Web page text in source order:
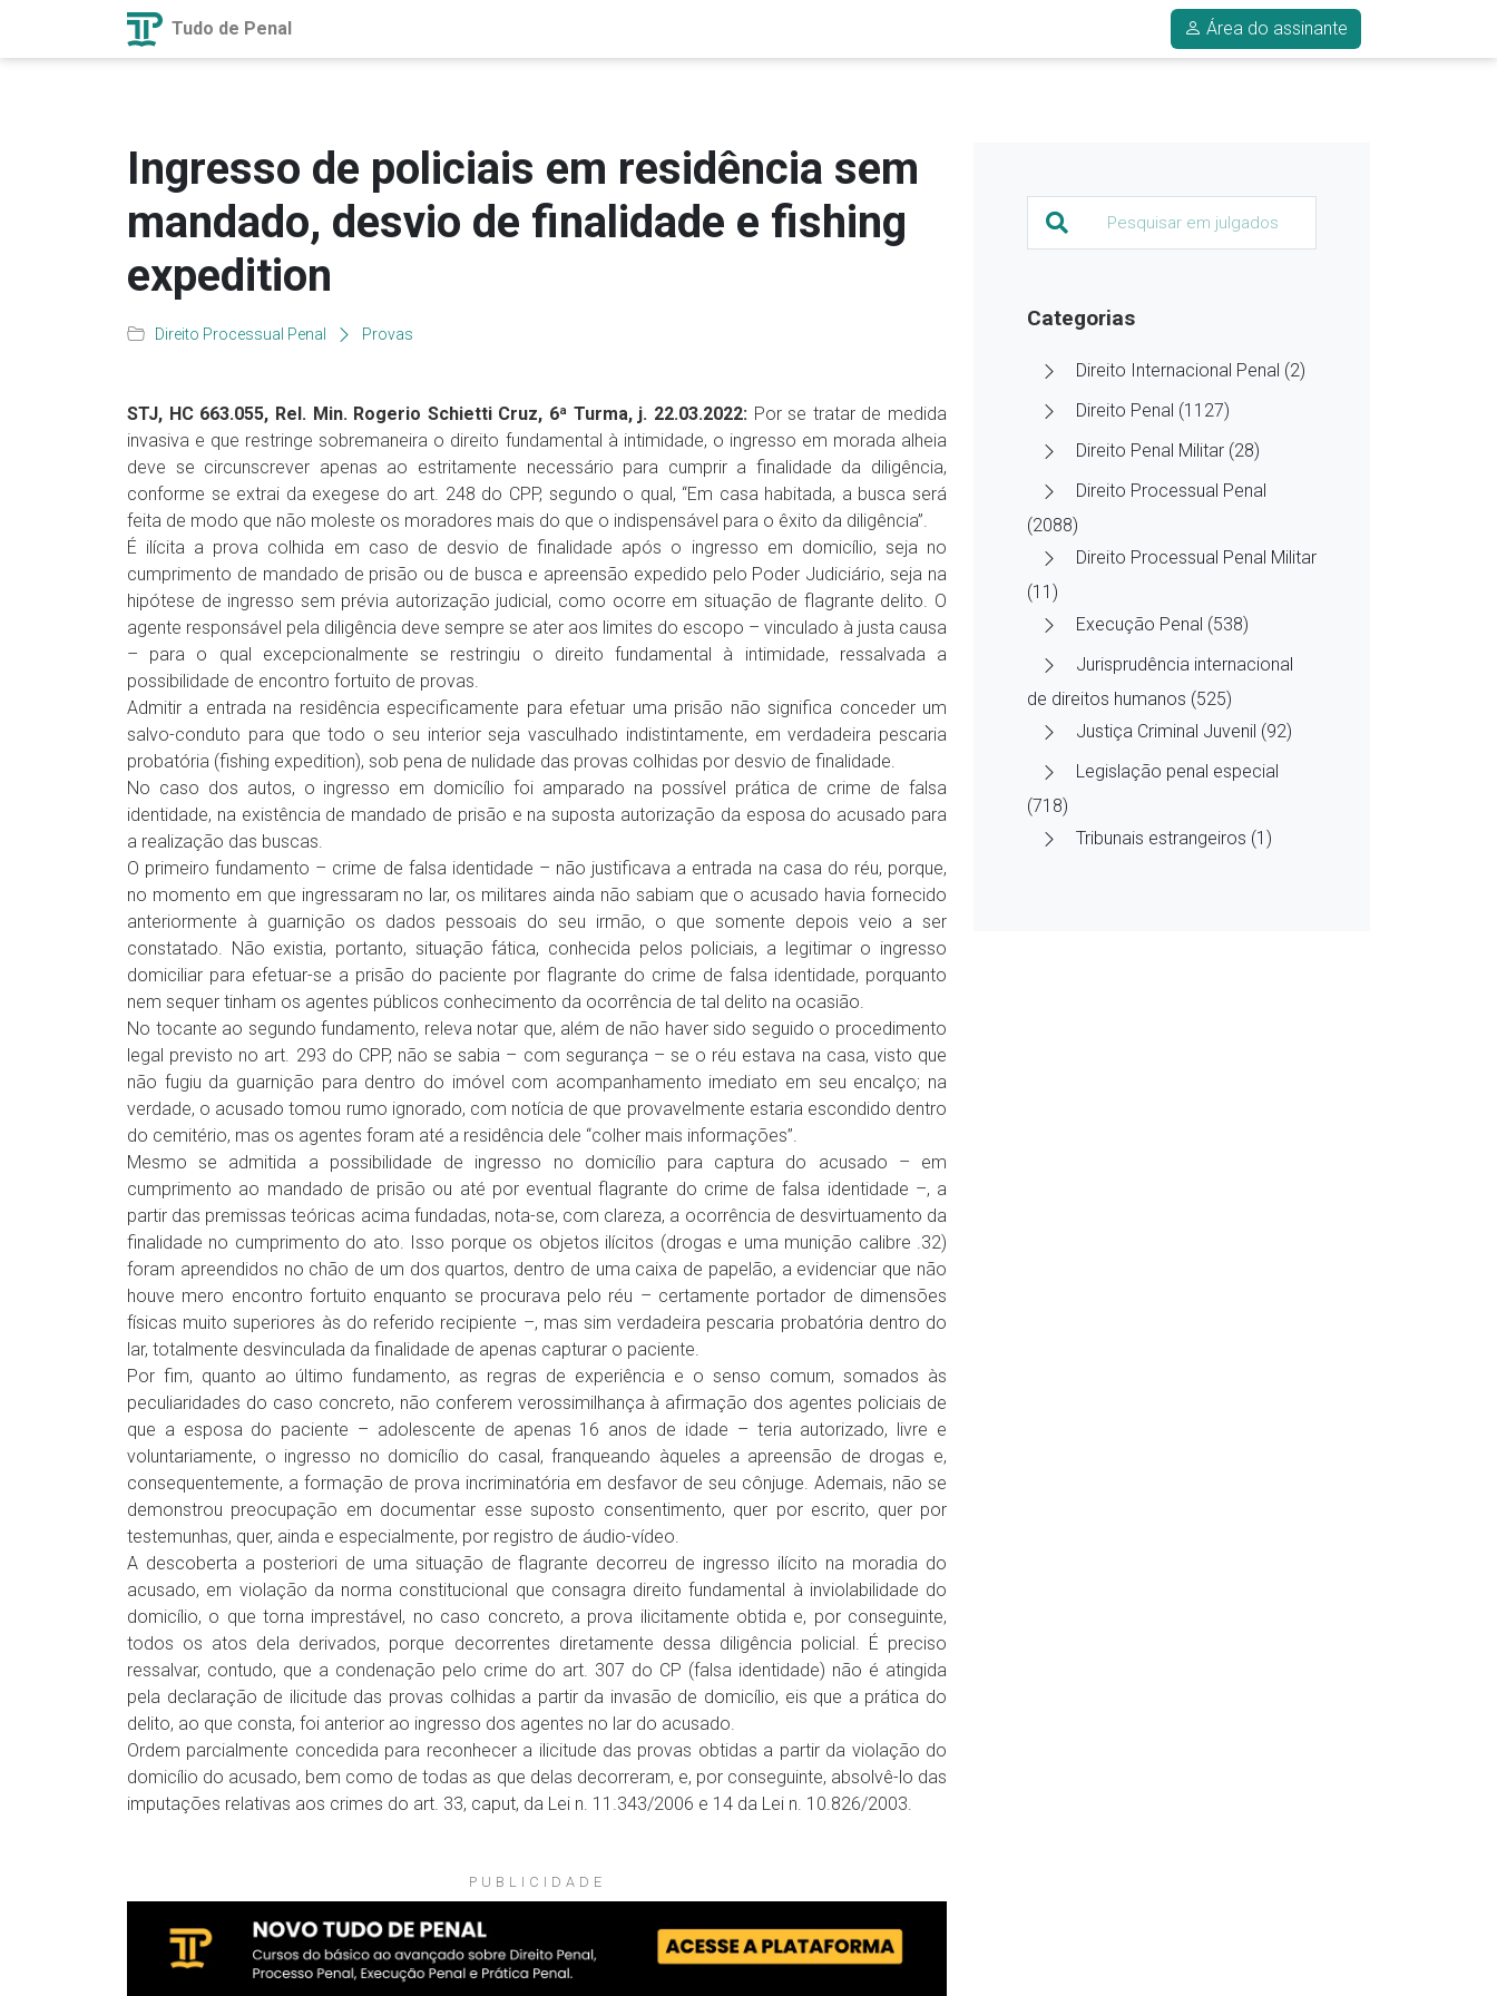
Tudo de Penal Área do assinante
Ingresso de policiais em residência sem
mandado, desvio de finalidade e fishing
expedition
Direito Processual Penal Provas
STJ, HC 663.055, Rel. Min. Rogerio Schietti Cruz, 6ª Turma, j. 22.03.2022: Por se tratar de medida
invasiva e que restringe sobremaneira o direito fundamental à intimidade, o ingresso em morada alheia
deve se circunscrever apenas ao estritamente necessário para cumprir a finalidade da diligência,
conforme se extrai da exegese do art. 248 do CPP, segundo o qual, “Em casa habitada, a busca será
feita de modo que não moleste os moradores mais do que o indispensável para o êxito da diligência”.
É ilícita a prova colhida em caso de desvio de finalidade após o ingresso em domicílio, seja no
cumprimento de mandado de prisão ou de busca e apreensão expedido pelo Poder Judiciário, seja na
hipótese de ingresso sem prévia autorização judicial, como ocorre em situação de flagrante delito. O
agente responsável pela diligência deve sempre se ater aos limites do escopo – vinculado à justa causa
– para o qual excepcionalmente se restringiu o direito fundamental à intimidade, ressalvada a
possibilidade de encontro fortuito de provas.
Admitir a entrada na residência especificamente para efetuar uma prisão não significa conceder um
salvo-conduto para que todo o seu interior seja vasculhado indistintamente, em verdadeira pescaria
probatória (fishing expedition), sob pena de nulidade das provas colhidas por desvio de finalidade.
No caso dos autos, o ingresso em domicílio foi amparado na possível prática de crime de falsa
identidade, na existência de mandado de prisão e na suposta autorização da esposa do acusado para
a realização das buscas.
O primeiro fundamento – crime de falsa identidade – não justificava a entrada na casa do réu, porque,
no momento em que ingressaram no lar, os militares ainda não sabiam que o acusado havia fornecido
anteriormente à guarnição os dados pessoais do seu irmão, o que somente depois veio a ser
constatado. Não existia, portanto, situação fática, conhecida pelos policiais, a legitimar o ingresso
domiciliar para efetuar-se a prisão do paciente por flagrante do crime de falsa identidade, porquanto
nem sequer tinham os agentes públicos conhecimento da ocorrência de tal delito na ocasião.
No tocante ao segundo fundamento, releva notar que, além de não haver sido seguido o procedimento
legal previsto no art. 293 do CPP, não se sabia – com segurança – se o réu estava na casa, visto que
não fugiu da guarnição para dentro do imóvel com acompanhamento imediato em seu encalço; na
verdade, o acusado tomou rumo ignorado, com notícia de que provavelmente estaria escondido dentro
do cemitério, mas os agentes foram até a residência dele “colher mais informações”.
Mesmo se admitida a possibilidade de ingresso no domicílio para captura do acusado – em
cumprimento ao mandado de prisão ou até por eventual flagrante do crime de falsa identidade –, a
partir das premissas teóricas acima fundadas, nota-se, com clareza, a ocorrência de desvirtuamento da
finalidade no cumprimento do ato. Isso porque os objetos ilícitos (drogas e uma munição calibre .32)
foram apreendidos no chão de um dos quartos, dentro de uma caixa de papelão, a evidenciar que não
houve mero encontro fortuito enquanto se procurava pelo réu – certamente portador de dimensões
físicas muito superiores às do referido recipiente –, mas sim verdadeira pescaria probatória dentro do
lar, totalmente desvinculada da finalidade de apenas capturar o paciente.
Por fim, quanto ao último fundamento, as regras de experiência e o senso comum, somados às
peculiaridades do caso concreto, não conferem verossimilhança à afirmação dos agentes policiais de
que a esposa do paciente – adolescente de apenas 16 anos de idade – teria autorizado, livre e
voluntariamente, o ingresso no domicílio do casal, franqueando àqueles a apreensão de drogas e,
consequentemente, a formação de prova incriminatória em desfavor de seu cônjuge. Ademais, não se
demonstrou preocupação em documentar esse suposto consentimento, quer por escrito, quer por
testemunhas, quer, ainda e especialmente, por registro de áudio-vídeo.
A descoberta a posteriori de uma situação de flagrante decorreu de ingresso ilícito na moradia do
acusado, em violação da norma constitucional que consagra direito fundamental à inviolabilidade do
domicílio, o que torna imprestável, no caso concreto, a prova ilicitamente obtida e, por conseguinte,
todos os atos dela derivados, porque decorrentes diretamente dessa diligência policial. É preciso
ressalvar, contudo, que a condenação pelo crime do art. 307 do CP (falsa identidade) não é atingida
pela declaração de ilicitude das provas colhidas a partir da invasão de domicílio, eis que a prática do
delito, ao que consta, foi anterior ao ingresso dos agentes no lar do acusado.
Ordem parcialmente concedida para reconhecer a ilicitude das provas obtidas a partir da violação do
domicílio do acusado, bem como de todas as que delas decorreram, e, por conseguinte, absolvê-lo das
imputações relativas aos crimes do art. 33, caput, da Lei n. 11.343/2006 e 14 da Lei n. 10.826/2003.
PUBLICIDADE
Categorias
Direito Internacional Penal (2)
Direito Penal (1127)
Direito Penal Militar (28)
Direito Processual Penal
(2088)
Direito Processual Penal Militar
(11)
Execução Penal (538)
Jurisprudência internacional
de direitos humanos (525)
Justiça Criminal Juvenil (92)
Legislação penal especial
(718)
Tribunais estrangeiros (1)